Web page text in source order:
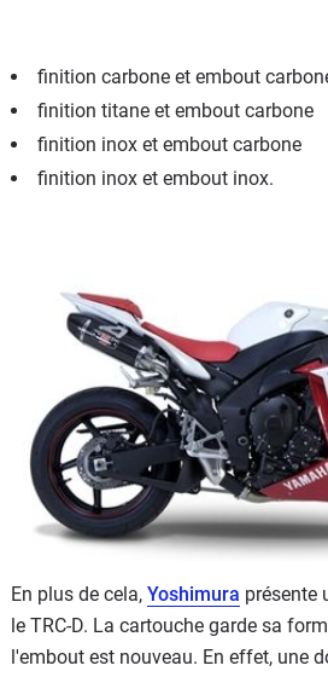
finition carbone et embout
finition titane et embout carbone
finition inox et embout carbone
finition inox et embout inox.
En plus de cela, Yoshimura présente
le TRC-D. La cartouche garde sa
l'embout est nouveau. En effet, une